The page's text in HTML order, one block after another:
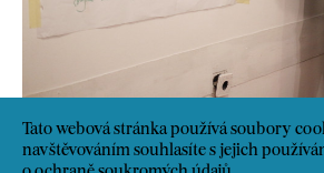
Tato webová stránka používá soubory
navštěvováním souhlasíte s jejich